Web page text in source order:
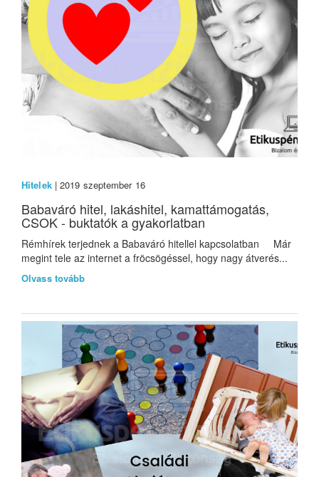
Hitelek| 2019 szeptember 16
Babaváró hitel, lakáshitel, kamattámogatás,
CSOK - buktatók a gyakorlatban
Rémhírek terjednek a Babaváró hitellel kapcsolatban Már
megint tele az internet a fröcsögéssel, hogy nagy átverés...
Olvass tovább